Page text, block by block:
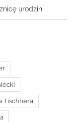
urodzin
Tischnera